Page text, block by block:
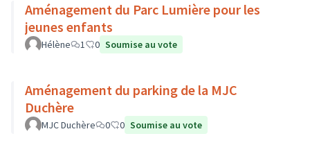
Aménagement du Parc Lumière pour les
jeunes enfants
Hélène 1 0 Soumise au vote
Aménagement du parking de la MJC
Duchère
MJC Duchère 0 0 Soumise au vote